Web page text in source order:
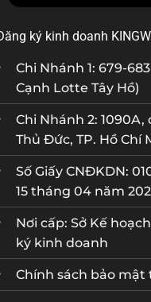
ký kinh doanh
Chi Nhánh 1: 679-
Cạnh Lotte Tây Hồ)
Chi Nhánh 2:
Thủ Đức, TP. Hồ Chí
Số Giấy CNĐKDN:
15 tháng 04 năm
Nơi cấp: Sở Kế
ký kinh doanh
Chính sách bảo